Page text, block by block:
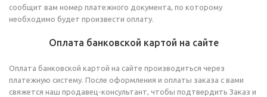
сообщит вам номер платежного документа, по которому
необходимо будет произвести оплату.
Оплата банковской картой на сайте
Оплата банковской картой на сайте производиться через
платежную систему. После оформления и оплаты заказа с вами
свяжется наш продавец-консультант, чтобы подтвердить Заказ и